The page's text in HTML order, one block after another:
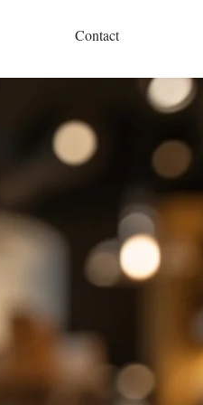
Contact